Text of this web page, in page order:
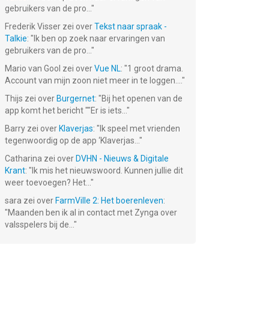
gebruikers van de pro... "
Frederik Visser zei overTekst naar spraak -
Talkie: " Ik ben op zoek naar ervaringen van
gebruikers van de pro... "
Mario van Gool zei overVue NL: "1 groot drama.
Account van mijn zoon niet meer in te loggen.... "
Thijs zei over Burgernet: "Bij het openen van de
app komt het bericht ""Er is iets... "
Barry zei over Klaverjas: " Ik speel met vrienden
tegenwoordig op de app ‘Klaverjas... "
Catharina zei over DVHN - Nieuws & Digitale
Krant: " Ik mis het nieuwswoord. Kunnen jullie dit
weer toevoegen? Het... "
sara zei over FarmVille 2: Het boerenleven:
"Maanden ben ik al in contact met Zynga over
valsspelers bij de... "